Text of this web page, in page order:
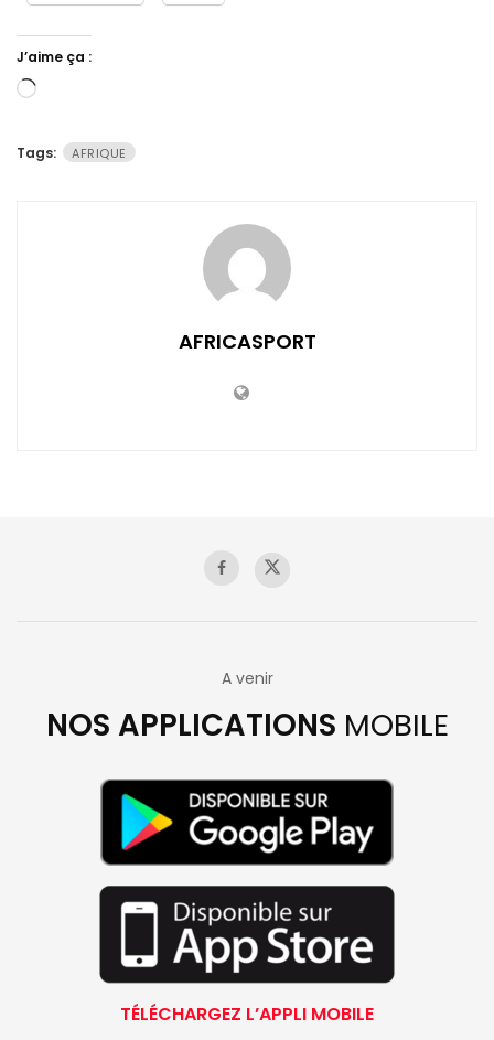
J’aime ça :
Chargement…
Tags: AFRIQUE
AFRICASPORT
A venir
NOS APPLICATIONS MOBILE
TÉLÉCHARGEZ L’APPLI MOBILE